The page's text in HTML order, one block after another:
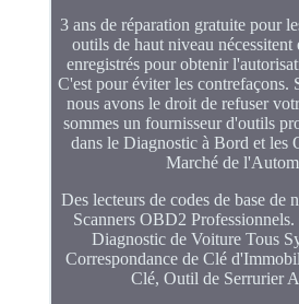
3 ans de réparation gratuite pour
outils de haut niveau
enregistrés pour obtenir
C'est pour éviter les contrefaçons.
nous avons le droit de refuser
sommes un fournisseur d'outils
dans le Diagnostic à Bord et les
Marché de
Des lecteurs de codes de base de
Scanners OBD2
Diagnostic de Voiture Tous
Correspondance de Clé
Clé, Outil de Serrurier